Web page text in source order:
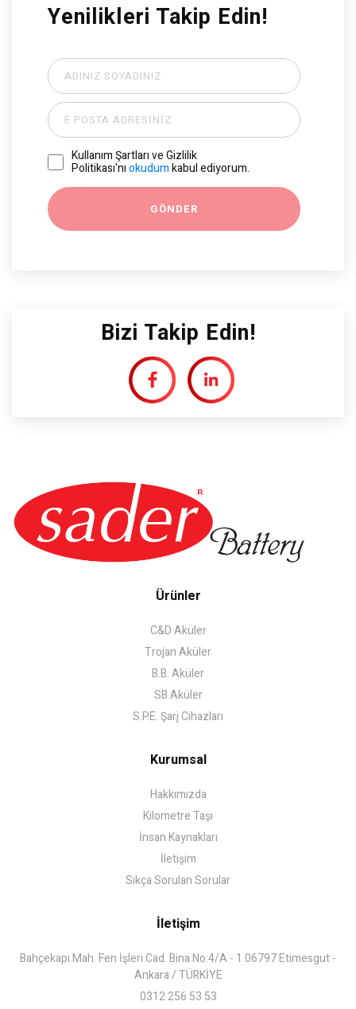
Yenilikleri Takip Edin!
Kullanım Şartları ve Gizlilik
Politikası'nıokudumkabul ediyorum.
Bizi Takip Edin!
Ürünler
C&D Aküler
Trojan Aküler
B.B. Aküler
SB Aküler
S.P.E. Şarj Cihazları
Kurumsal
Hakkımızda
Kilometre Taşı
İnsan Kaynakları
İletişim
Sıkça Sorulan Sorular
İletişim
Bahçekapı Mah. Fen İşleri Cad. Bina No:4/A - 1 06797 Etimesgut -
Ankara / TÜRKİYE
0312 256 53 53